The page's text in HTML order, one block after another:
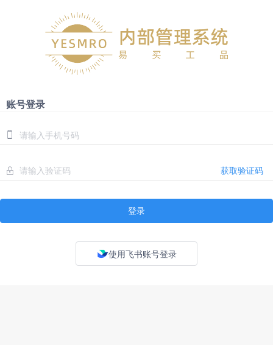
账号登录
获取验证码
登录
使用飞书账号登录